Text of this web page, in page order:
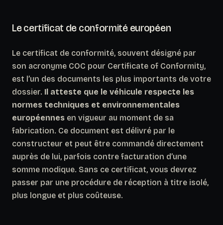
Le certificat de conformité européen
Le certificat de conformité, souvent désigné par
son acronyme COC pour Certificate of Conformity,
est l’un des documents les plus importants de votre
dossier. Il atteste que le véhicule respecte les
normes techniques et environnementales
européennes en vigueur au moment de sa
fabrication. Ce document est délivré par le
constructeur et peut être commandé directement
auprès de lui, parfois contre facturation d’une
somme modique. Sans ce certificat, vous devrez
passer par une procédure de réception à titre isolé,
plus longue et plus coûteuse.